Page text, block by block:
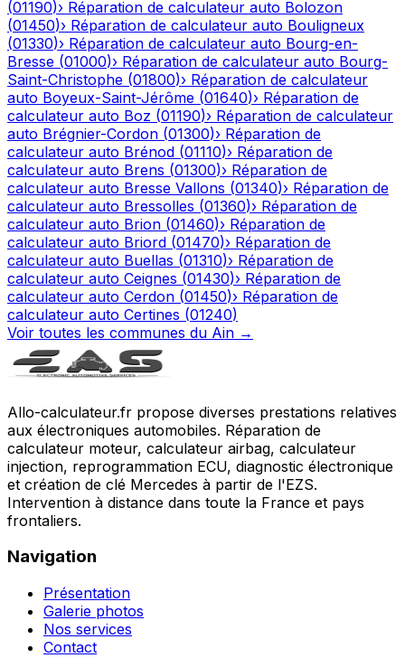
(01190)› Réparation de calculateur auto Bolozon
(01450)› Réparation de calculateur auto Bouligneux
(01330)› Réparation de calculateur auto Bourg-en-
Bresse (01000)› Réparation de calculateur auto Bourg-
Saint-Christophe (01800)› Réparation de calculateur
auto Boyeux-Saint-Jérôme (01640)› Réparation de
calculateur auto Boz (01190)› Réparation de calculateur
auto Brégnier-Cordon (01300)› Réparation de
calculateur auto Brénod (01110)› Réparation de
calculateur auto Brens (01300)› Réparation de
calculateur auto Bresse Vallons (01340)› Réparation de
calculateur auto Bressolles (01360)› Réparation de
calculateur auto Brion (01460)› Réparation de
calculateur auto Briord (01470)› Réparation de
calculateur auto Buellas (01310)› Réparation de
calculateur auto Ceignes (01430)› Réparation de
calculateur auto Cerdon (01450)› Réparation de
calculateur auto Certines (01240)
Voir toutes les communes du Ain →
Allo-calculateur.fr propose diverses prestations relatives
aux électroniques automobiles. Réparation de
calculateur moteur, calculateur airbag, calculateur
injection, reprogrammation ECU, diagnostic électronique
et création de clé Mercedes à partir de l'EZS.
Intervention à distance dans toute la France et pays
frontaliers.
Navigation
Présentation
Galerie photos
Nos services
Contact